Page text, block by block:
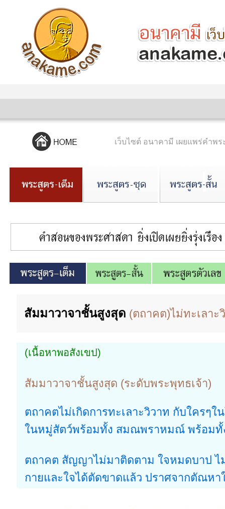
เว็บไซต์ อนาคามี เผยแพร่คำพ
สัมมาวาจาชั้นสูงสุด (ตถาคต)ไม่ทะเลาะ
(เนื้อหาพอสังเขป)
สัมมาวาจาชั้นสูงสุด (ระดับพระพุทธเจ้า)
ตถาคตไม่เกิดการทะเลาะวิวาท กับใครๆ
ในหมู่สัตว์พร้อมทั้ง สมณพราหมณ์ พร้อมทั้
ตถาคต สัญญาไม่มาติดตาม ใจหมดบาป ไ
กายและใจได้ตัดขาดแล้ว ปราศจากตัณห